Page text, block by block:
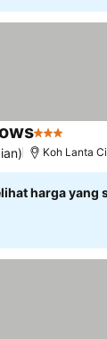
3 Bintang
Koh Lanta
harga yang